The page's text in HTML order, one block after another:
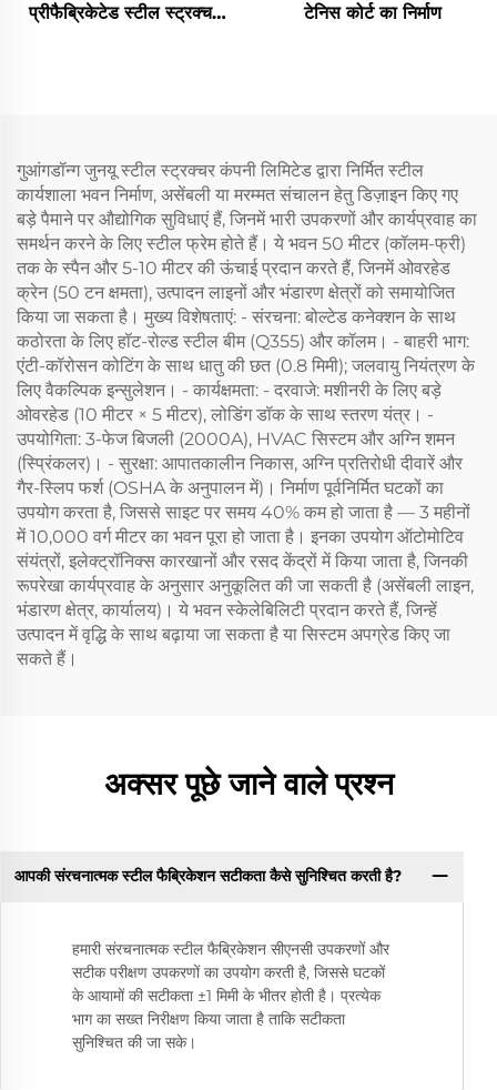
प्रीफैब्रिकेटेड स्टील स्ट्रक्चर
टेनिस कोर्ट का निर्माण
गुआंगडॉन्ग जुनयू स्टील स्ट्रक्चर कंपनी लिमिटेड द्वारा निर्मित स्टील
कार्यशाला भवन निर्माण, असेंबली या मरम्मत संचालन हेतु डिज़ाइन किए गए
बड़े पैमाने पर औद्योगिक सुविधाएं हैं, जिनमें भारी उपकरणों और कार्यप्रवाह का
समर्थन करने के लिए स्टील फ्रेम होते हैं। ये भवन 50 मीटर (कॉलम-फ्री)
तक के स्पैन और 5-10 मीटर की ऊंचाई प्रदान करते हैं, जिनमें ओवरहेड
क्रेन (50 टन क्षमता), उत्पादन लाइनों और भंडारण क्षेत्रों को समायोजित
किया जा सकता है। मुख्य विशेषताएं: - संरचना: बोल्टेड कनेक्शन के साथ
कठोरता के लिए हॉट-रोल्ड स्टील बीम (Q355) और कॉलम। - बाहरी भाग:
एंटी-कॉरोसन कोटिंग के साथ धातु की छत (0.8 मिमी); जलवायु नियंत्रण के
लिए वैकल्पिक इन्सुलेशन। - कार्यक्षमता: - दरवाजे: मशीनरी के लिए बड़े
ओवरहेड (10 मीटर × 5 मीटर), लोडिंग डॉक के साथ स्तरण यंत्र। -
उपयोगिता: 3-फेज बिजली (2000A), HVAC सिस्टम और अग्नि शमन
(स्प्रिंकलर)। - सुरक्षा: आपातकालीन निकास, अग्नि प्रतिरोधी दीवारें और
गैर-स्लिप फर्श (OSHA के अनुपालन में)। निर्माण पूर्वनिर्मित घटकों का
उपयोग करता है, जिससे साइट पर समय 40% कम हो जाता है — 3 महीनों
में 10,000 वर्ग मीटर का भवन पूरा हो जाता है। इनका उपयोग ऑटोमोटिव
संयंत्रों, इलेक्ट्रॉनिक्स कारखानों और रसद केंद्रों में किया जाता है, जिनकी
रूपरेखा कार्यप्रवाह के अनुसार अनुकूलित की जा सकती है (असेंबली लाइन,
भंडारण क्षेत्र, कार्यालय)। ये भवन स्केलेबिलिटी प्रदान करते हैं, जिन्हें
उत्पादन में वृद्धि के साथ बढ़ाया जा सकता है या सिस्टम अपग्रेड किए जा
सकते हैं।
अक्सर पूछे जाने वाले प्रश्न
आपकी संरचनात्मक स्टील फैब्रिकेशन सटीकता कैसे सुनिश्चित करती है?
हमारी संरचनात्मक स्टील फैब्रिकेशन सीएनसी उपकरणों और
सटीक परीक्षण उपकरणों का उपयोग करती है, जिससे घटकों
के आयामों की सटीकता ±1 मिमी के भीतर होती है। प्रत्येक
भाग का सख्त निरीक्षण किया जाता है ताकि सटीकता
सुनिश्चित की जा सके।